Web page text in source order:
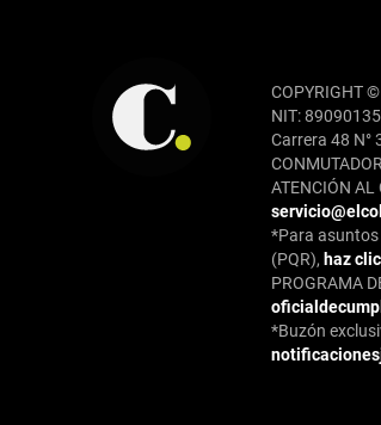
COPYRIGHT
NIT:
Carrera 48 N°
ATENCIÓN AL
*Para asuntos
(PQR), haz
PROGRAMA
*Buzón